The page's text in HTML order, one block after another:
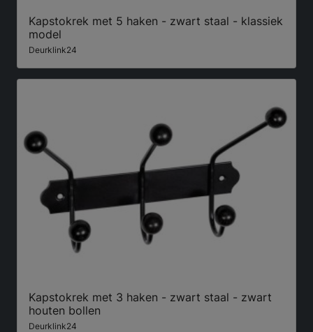
Kapstokrek met 5 haken - zwart staal - klassiek
model
Deurklink24
Kapstokrek met 3 haken - zwart staal - zwart
houten bollen
Deurklink24